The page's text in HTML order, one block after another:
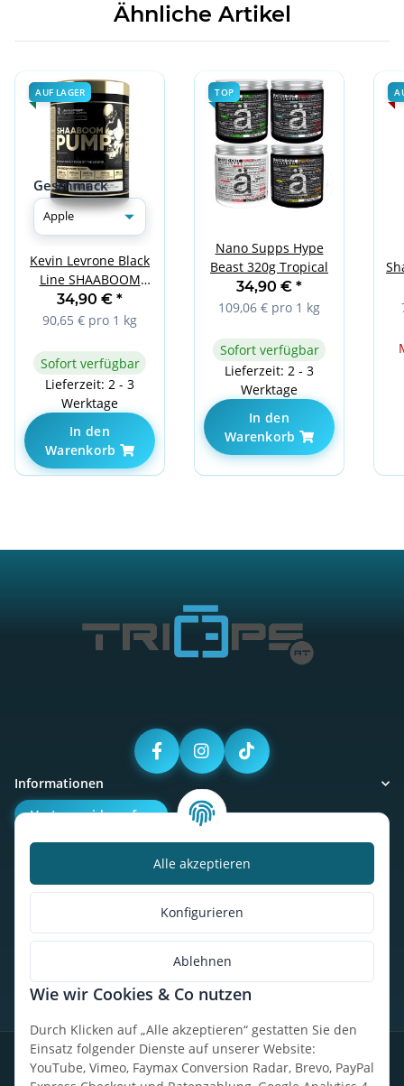
Alle akzeptieren
Konfigurieren
Ablehnen
Wie wir Cookies & Co nutzen
Durch Klicken auf „Alle akzeptieren“ gestatten Sie den
Einsatz folgender Dienste auf unserer Website:
YouTube, Vimeo, Faymax Conversion Radar, Brevo, PayPal
Ähnliche Artikel
AUF LAGER
Geschmack
Kevin Levrone Black
Line SHAABOOM
Pump 385g Apple
34,90 € *
90,65 € pro 1 kg
Sofort verfügbar
Lieferzeit: 2 - 3
Werktage
In den
Warenkorb
TOP
Nano Supps Hype
Beast 320g Tropical
34,90 € *
109,06 € pro 1 kg
Sofort verfügbar
Lieferzeit: 2 - 3
Werktage
In den
Warenkorb
Informationen
Vertrag widerrufen
Kalorienbedarfsrechner
So findest du uns
* Alle Preise inkl. gesetzlicher USt., zzgl.Versand
Datenschutz Widerrufsrecht AGBImpressumSitemap